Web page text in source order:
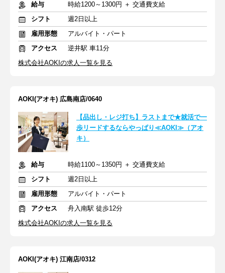
給与
時給1200～1300円 ＋ 交通費支給
シフト
週2日以上
雇用形態
アルバイト・パート
アクセス
逆井駅 車11分
株式会社AOKIの求人一覧を見る
AOKI(アオキ) 広島南店/0640
【品出し・レジ打ち】ラストまで★就活で一
歩リードするならやっぱり≪AOKI≫（アオ
キ）
給与
時給1100～1350円 ＋ 交通費支給
シフト
週2日以上
雇用形態
アルバイト・パート
アクセス
舟入南駅 徒歩12分
株式会社AOKIの求人一覧を見る
AOKI(アオキ) 江南店/0312